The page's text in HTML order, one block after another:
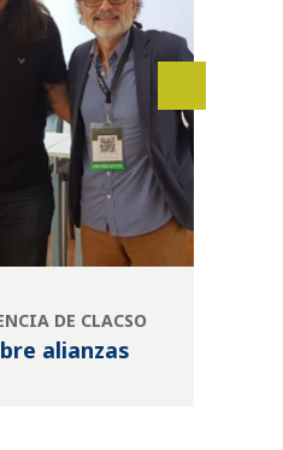
DE CLACSO
alianzas